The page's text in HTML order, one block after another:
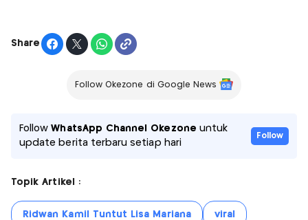
Share
Follow Okezone di Google News
FollowWhatsApp Channel Okezone untuk
update berita terbaru setiap hari
Follow
Topik Artikel :
Ridwan Kamil Tuntut Lisa Mariana viral